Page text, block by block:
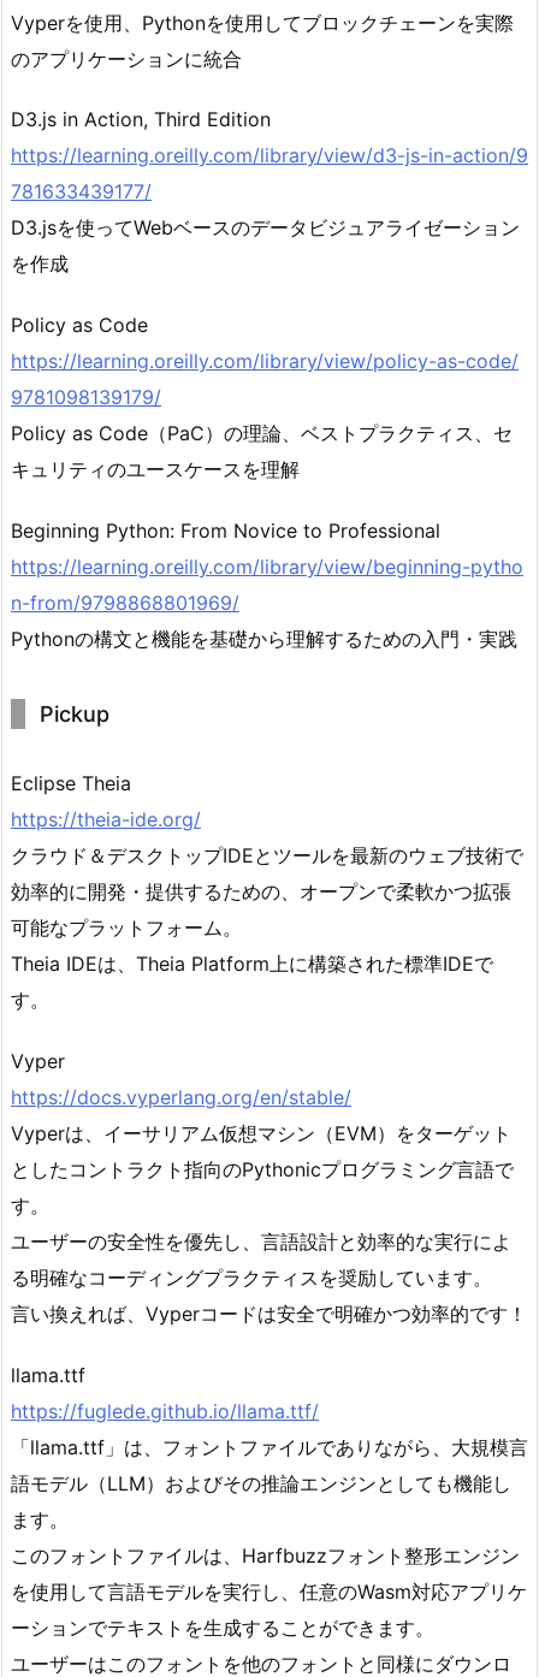
Vyperを使用、Pythonを使用してブロックチェーンを実際
のアプリケーションに統合
D3.js in Action, Third Edition
https://learning.oreilly.com/library/view/d3-js-in-action/9
781633439177/
D3.jsを使ってWebベースのデータビジュアライゼーション
を作成
Policy as Code
https://learning.oreilly.com/library/view/policy-as-code/
9781098139179/
Policy as Code（PaC）の理論、ベストプラクティス、セ
キュリティのユースケースを理解
Beginning Python: From Novice to Professional
https://learning.oreilly.com/library/view/beginning-pytho
n-from/9798868801969/
Pythonの構文と機能を基礎から理解するための入門・実践
Pickup
Eclipse Theia
https://theia-ide.org/
クラウド＆デスクトップIDEとツールを最新のウェブ技術で
効率的に開発・提供するための、オープンで柔軟かつ拡張
可能なプラットフォーム。
Theia IDEは、Theia Platform上に構築された標準IDEで
す。
Vyper
https://docs.vyperlang.org/en/stable/
Vyperは、イーサリアム仮想マシン（EVM）をターゲット
としたコントラクト指向のPythonicプログラミング言語で
す。
ユーザーの安全性を優先し、言語設計と効率的な実行によ
る明確なコーディングプラクティスを奨励しています。
言い換えれば、Vyperコードは安全で明確かつ効率的です！
llama.ttf
https://fuglede.github.io/llama.ttf/
「llama.ttf」は、フォントファイルでありながら、大規模言
語モデル（LLM）およびその推論エンジンとしても機能し
ます。
このフォントファイルは、Harfbuzzフォント整形エンジン
を使用して言語モデルを実行し、任意のWasm対応アプリケ
ーションでテキストを生成することができます。
ユーザーはこのフォントを他のフォントと同様にダウンロ